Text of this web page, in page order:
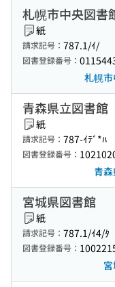
札幌市中央図書
紙
請求記号： 787.1/ｲ/
図書登録番号：
札幌
青森県立図書館
紙
請求記号： 787-ｲﾃﾞ*ﾊ
図書登録番号：
青
宮城県図書館
紙
請求記号： 787.1/ｲ4/ﾀ
図書登録番号：